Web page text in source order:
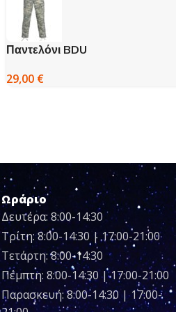
Παντελόνι BDU
29,00 €
Ωράριο
Δευτέρα: 8:00-14:30
Τρίτη: 8:00-14:30 | 17:00-21:00
Τετάρτη: 8:00-14:30
Πέμπτη: 8:00-14:30 | 17:00-21:00
Παρασκευή: 8:00-14:30 | 17:00-